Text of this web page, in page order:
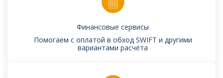
Финансовые сервисы
Помогаем с оплатой в обход SWIFT и другими
вариантами расчёта